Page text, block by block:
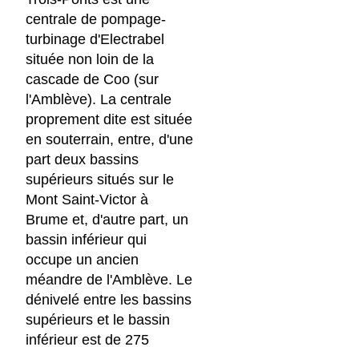
centrale de pompage-
turbinage d'Electrabel
située non loin de la
cascade de Coo (sur
l'Amblève). La centrale
proprement dite est située
en souterrain, entre, d'une
part deux bassins
supérieurs situés sur le
Mont Saint-Victor à
Brume et, d'autre part, un
bassin inférieur qui
occupe un ancien
méandre de l'Amblève. Le
dénivelé entre les bassins
supérieurs et le bassin
inférieur est de 275